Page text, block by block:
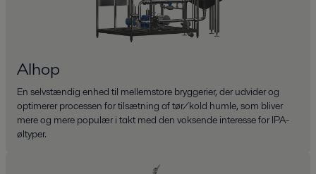
Alhop
En selvstændig enhed til mellemstore bryggerier, der udvider og
optimerer processen for tilsætning af tør/kold humle, som bliver
mere og mere populær i takt med den voksende interesse for IPA-
øltyper.